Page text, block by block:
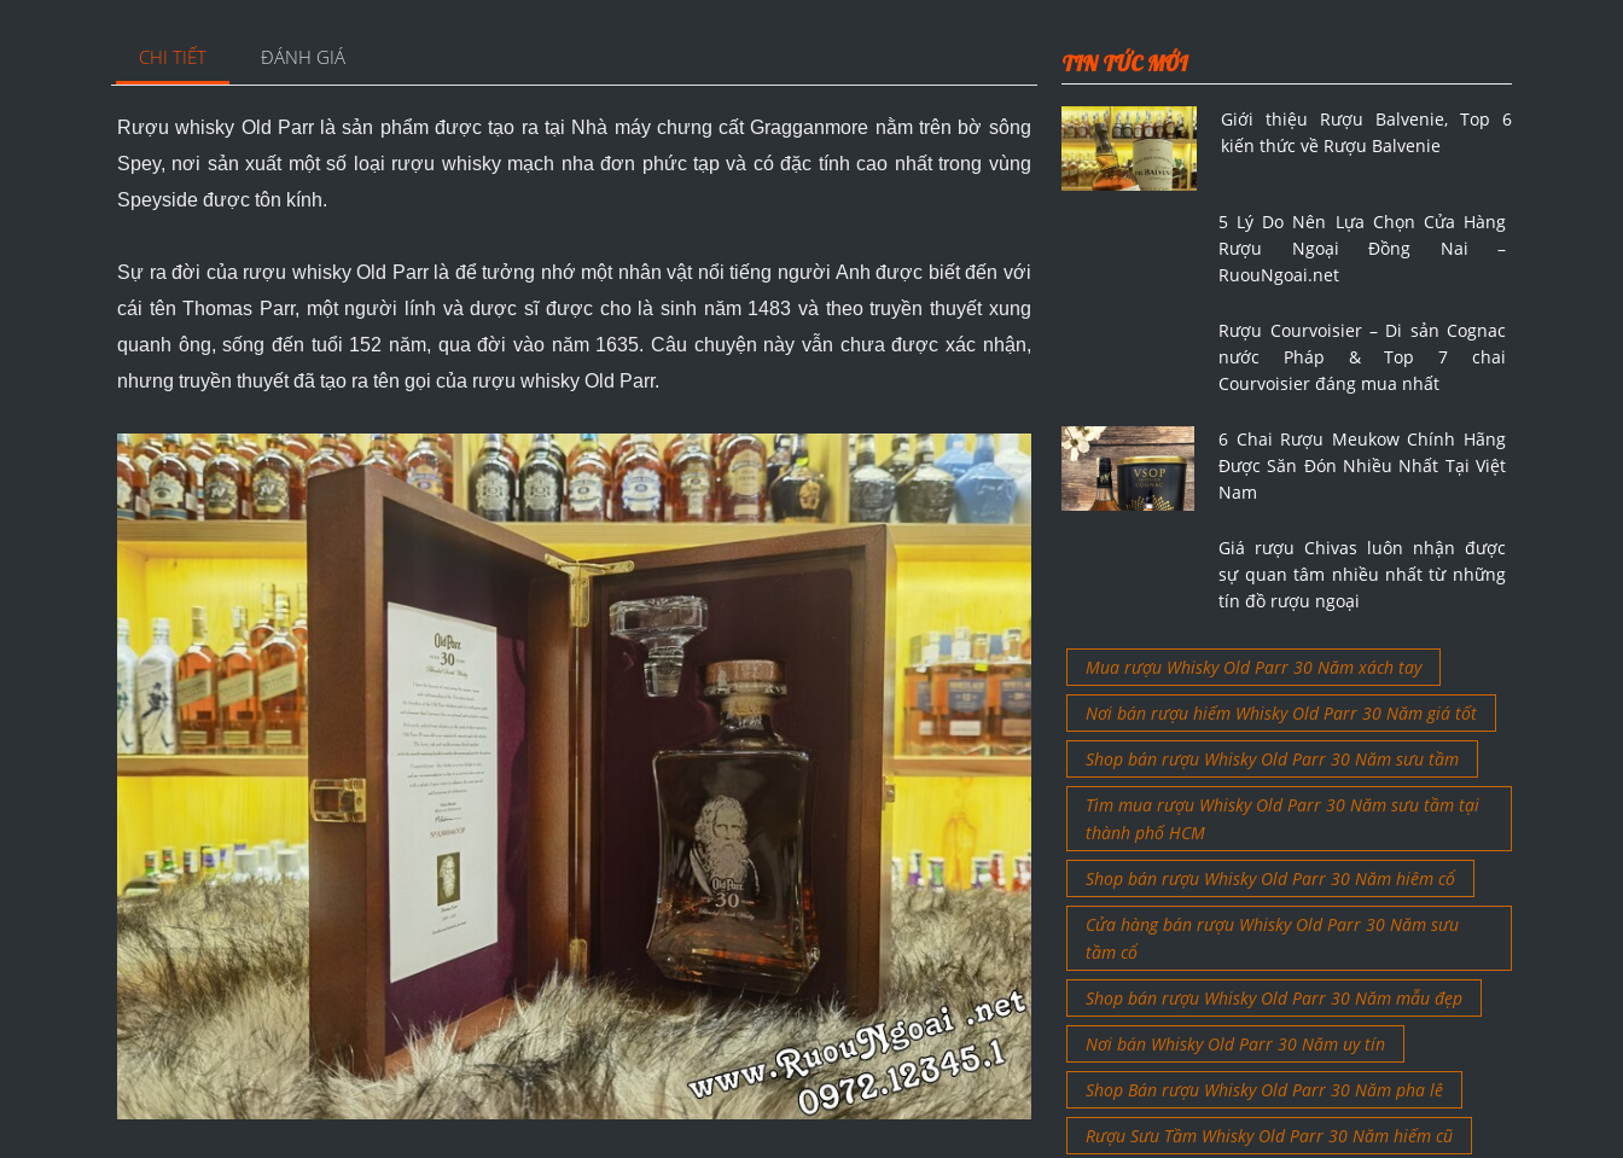
CHI TIẾT ĐÁNH GIÁ
Rượu whisky Old Parr là sản phẩm được tạo ra tại Nhà máy chưng cất Gragganmore nằm trên bờ sông
Spey, nơi sản xuất một số loại rượu whisky mạch nha đơn phức tạp và có đặc tính cao nhất trong vùng
Speyside được tôn kính.
Sự ra đời của rượu whisky Old Parr là để tưởng nhớ một nhân vật nổi tiếng người Anh được biết đến với
cái tên Thomas Parr, một người lính và dược sĩ được cho là sinh năm 1483 và theo truyền thuyết xung
quanh ông, sống đến tuổi 152 năm, qua đời vào năm 1635. Câu chuyện này vẫn chưa được xác nhận,
nhưng truyền thuyết đã tạo ra tên gọi của rượu whisky Old Parr.
TIN TỨC MỚI
Giới thiệu Rượu Balvenie, Top 6
kiến thức về Rượu Balvenie
5 Lý Do Nên Lựa Chọn Cửa Hàng
Rượu Ngoại Đồng Nai –
RuouNgoai.net
Rượu Courvoisier – Di sản Cognac
nước Pháp & Top 7 chai
Courvoisier đáng mua nhất
6 Chai Rượu Meukow Chính Hãng
Được Săn Đón Nhiều Nhất Tại Việt
Nam
Giá rượu Chivas luôn nhận được
sự quan tâm nhiều nhất từ những
tín đồ rượu ngoại
Mua rượu Whisky Old Parr 30 Năm xách tay
Nơi bán rượu hiếm Whisky Old Parr 30 Năm giá tốt
Shop bán rượu Whisky Old Parr 30 Năm sưu tầm
Tìm mua rượu Whisky Old Parr 30 Năm sưu tầm tại
thành phố HCM
Shop bán rượu Whisky Old Parr 30 Năm hiêm cổ
Cửa hàng bán rượu Whisky Old Parr 30 Năm sưu
tầm cổ
Shop bán rượu Whisky Old Parr 30 Năm mẫu đẹp
Nơi bán Whisky Old Parr 30 Năm uy tín
Shop Bán rượu Whisky Old Parr 30 Năm pha lê
Rượu Sưu Tầm Whisky Old Parr 30 Năm hiếm cũ